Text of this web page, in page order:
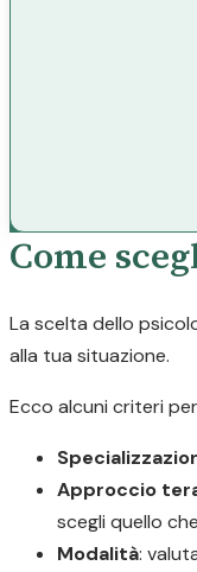
Come
La scelta dello
alla tua situazione.
Ecco alcuni criteri
Approccio
scegli quello
Modalità: